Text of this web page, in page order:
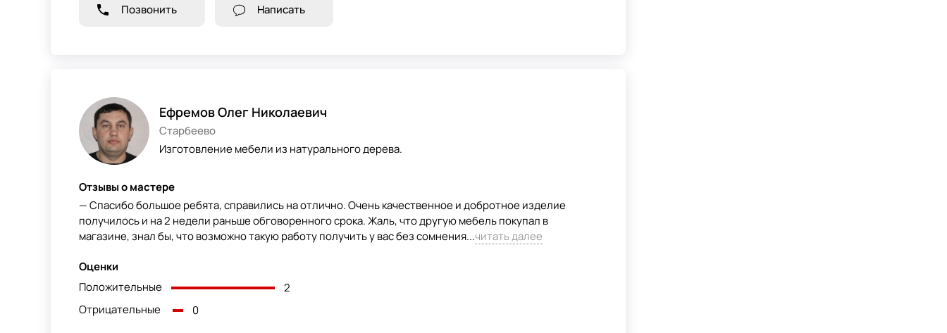
Позвонить Написать
Ефремов Олег Николаевич
Старбеево
Изготовление мебели из натурального дерева.
Отзывы о мастере
— Спасибо большое ребята, справились на отлично. Очень качественное и добротное изделие
получилось и на 2 недели раньше обговоренного срока. Жаль, что другую мебель покупал в
магазине, знал бы, что возможно такую работу получить у вас без сомнения...читать далее
Оценки
Положительные
2
Отрицательные
0